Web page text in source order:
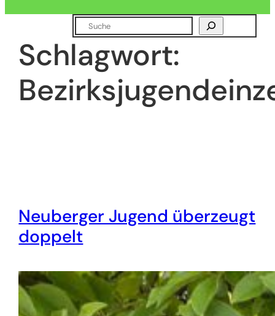
Suchen
Schlagwort:
Neuberger Jugend überzeugt
doppelt